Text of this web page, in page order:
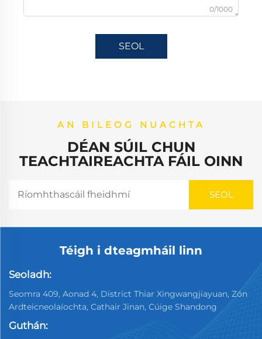
0/1000
SEOL
AN BILEOG NUACHTA
DÉAN SÚIL CHUN
TEACHTAIREACHTA FÁIL OINN
Téigh i dteagmháil linn
Seoladh:
Seomra 409, Aonad 4, District Thiar Xingwangjiayuan, Zón
Ardteicneolaíochta, Cathair Jinan, Cúige Shandong
Guthán: